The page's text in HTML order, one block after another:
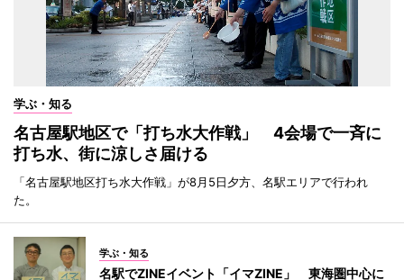
学ぶ・知る
名古屋駅地区で「打ち水大作戦」 4会場で一斉に
打ち水、街に涼しさ届ける
「名古屋駅地区打ち水大作戦」が8月5日夕方、名駅エリアで行われ
た。
学ぶ・知る
名駅でZINEイベント「イマZINE」 東海圏中心に